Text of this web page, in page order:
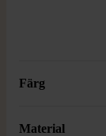
Färg
Material